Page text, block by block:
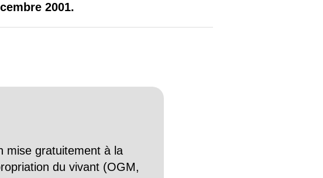
2001.
mise gratuitement à la
du vivant (OGM,